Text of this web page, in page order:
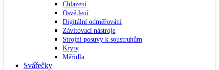
Chlazení
Osvětlení
Digitální odměřování
Závitovací nástroje
Strojní posuvy k soustruhům
Kryty
Měřidla
Svářečky